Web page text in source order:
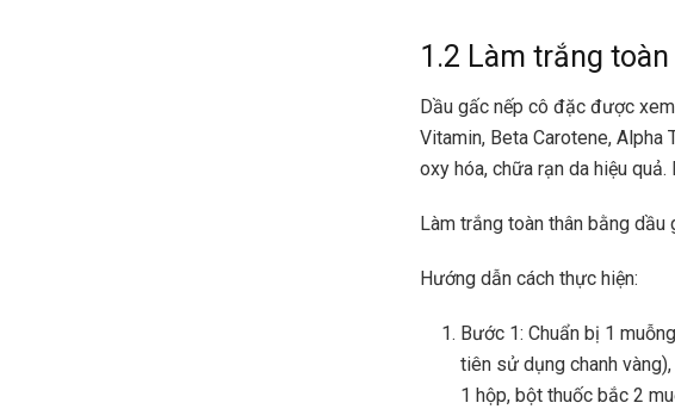
1.2 Làm trắng
Dầu gấc nếp cô đặc được
Vitamin, Beta Carotene, Alpha
oxy hóa, chữa rạn da hiệu
Làm trắng toàn thân bằng
Hướng dẫn cách thực hiện:
Bước 1: Chuẩn bị 1
tiên sử dụng chanh
1 hộp, bột thuốc bắc 2